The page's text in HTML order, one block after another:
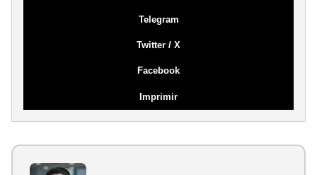
Telegram
Twitter / X
Facebook
Imprimir